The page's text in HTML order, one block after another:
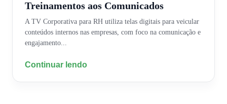
Treinamentos aos Comunicados
A TV Corporativa para RH utiliza telas digitais para veicular
conteúdos internos nas empresas, com foco na comunicação e
engajamento...
Continuar lendo